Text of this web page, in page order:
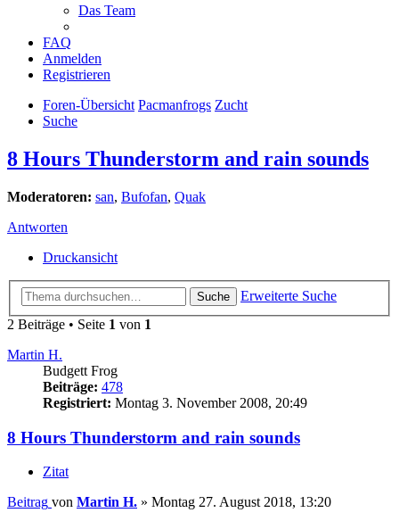
Das Team
FAQ
Anmelden
Registrieren
Foren-Übersicht Pacmanfrogs Zucht
Suche
8 Hours Thunderstorm and rain sounds
Moderatoren: san, Bufofan, Quak
Antworten
Druckansicht
Suche
Erweiterte Suche
2 Beiträge • Seite 1 von 1
Martin H.
Budgett Frog
Beiträge: 478
Registriert: Montag 3. November 2008, 20:49
8 Hours Thunderstorm and rain sounds
Zitat
Beitrag von Martin H. » Montag 27. August 2018, 13:20